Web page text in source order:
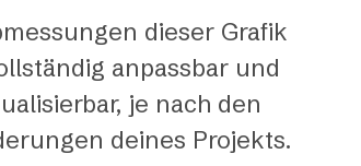
dieser Grafik
anpassbar und
je nach den
deines Projekts.